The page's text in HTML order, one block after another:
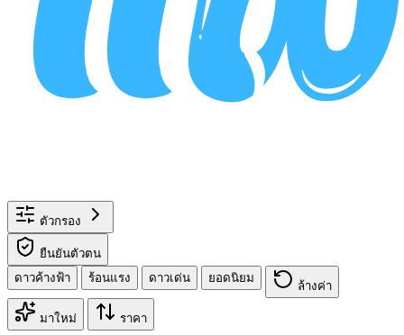
ตัวกรอง
ยืนยันตัวตน
ดาวค้างฟ้า
ร้อนแรง ดาวเด่น ยอดนิยม
ล้างค่า
มาใหม่ ราคา